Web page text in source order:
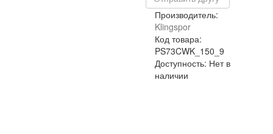
Производитель:
Klingspor
Код товара:
PS73CWK_150_9
Доступность: Нет в
наличии